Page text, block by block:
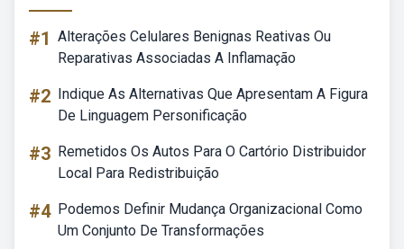
#1 Alterações Celulares Benignas Reativas Ou
Reparativas Associadas A Inflamação
#2 Indique As Alternativas Que Apresentam A Figura
De Linguagem Personificação
#3 Remetidos Os Autos Para O Cartório Distribuidor
Local Para Redistribuição
#4 Podemos Definir Mudança Organizacional Como
Um Conjunto De Transformações